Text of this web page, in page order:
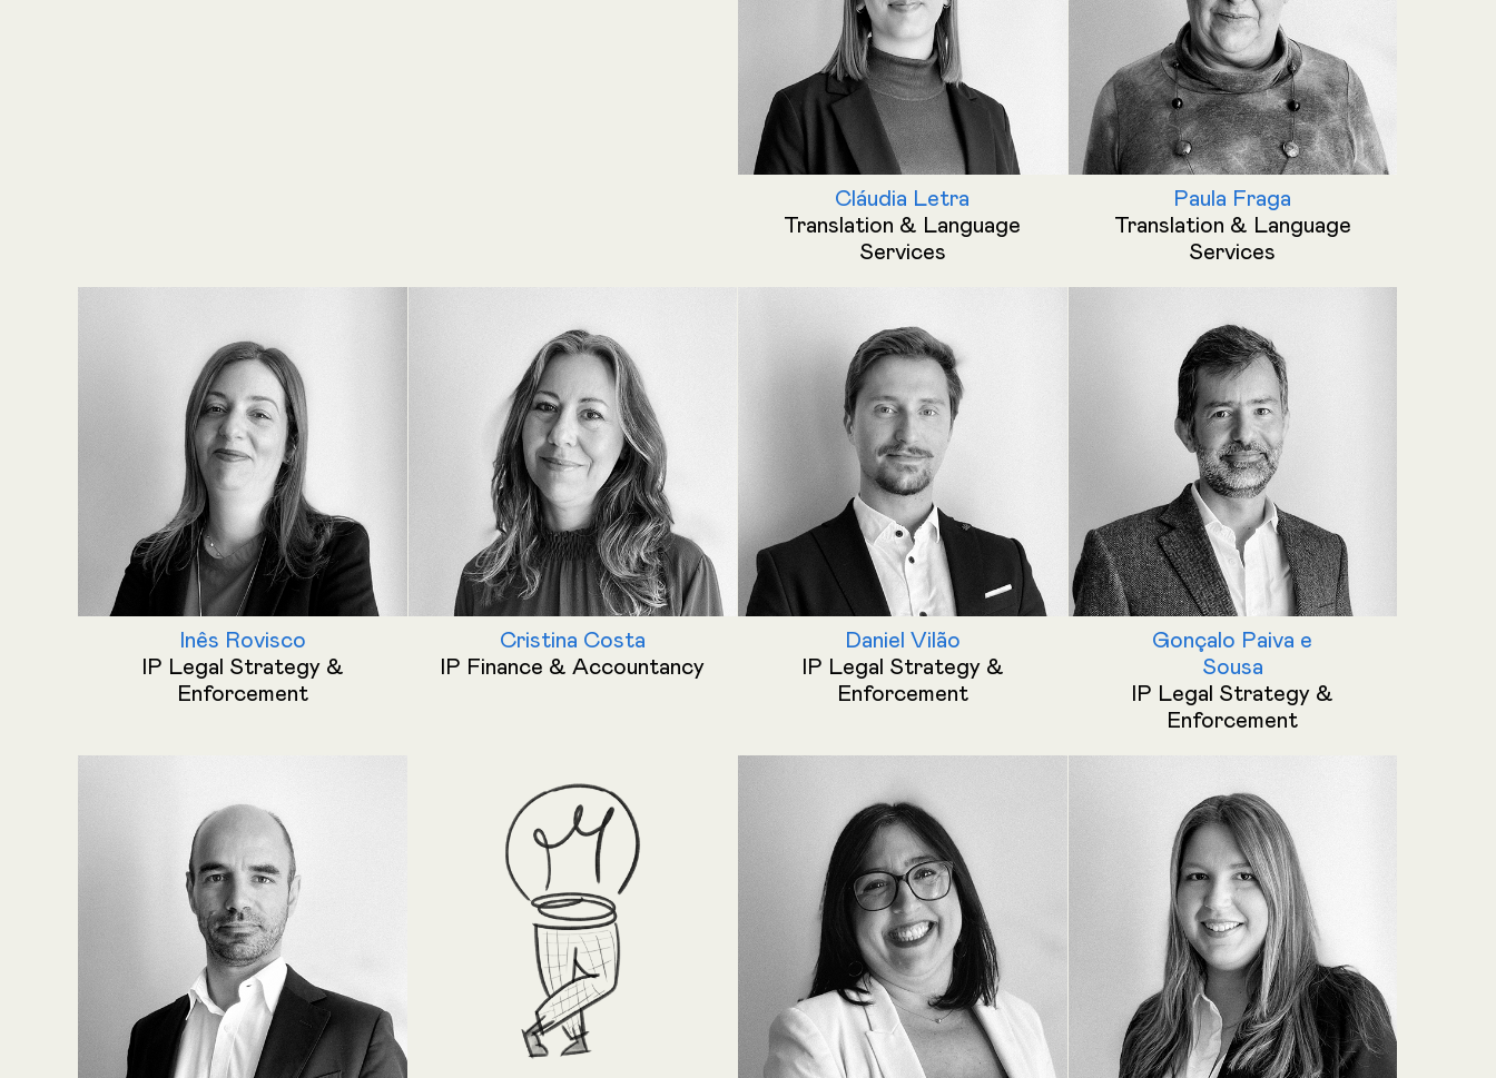
Cláudia Letra
Translation & Language
Services
Paula Fraga
Translation & Language
Services
Inês Rovisco
IP Legal Strategy &
Enforcement
Cristina Costa
IP Finance & Accountancy
Daniel Vilão
IP Legal Strategy &
Enforcement
Gonçalo Paiva e
Sousa
IP Legal Strategy &
Enforcement